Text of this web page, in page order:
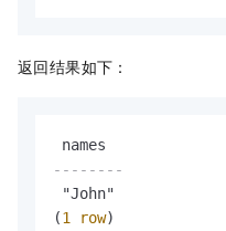
返回结果如下：
--------
"John"
(1 row)